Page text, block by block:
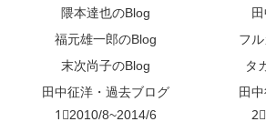
隈本達也のBlog
福元雄一郎のBlog
フ
末次尚子のBlog
タ
田中征洋・過去ブログ
1⃣2010/8~2014/6
田